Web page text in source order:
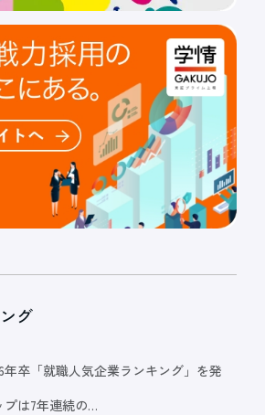
グ
年卒「就職人気企業ランキング」を発
プは7年連続の…